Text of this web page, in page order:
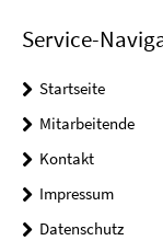
Service-
Startseite
Mitarbeitende
Kontakt
Impressum
Datenschutz